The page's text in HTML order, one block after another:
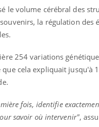
le volume cérébral des
la régulation
254 variations
cela expliquait jusqu'à
fois, identifie
savoir où intervenir",
pour
la
la rend
Youtube
Insuline &
osait en parler??
reste entourée
patients comme